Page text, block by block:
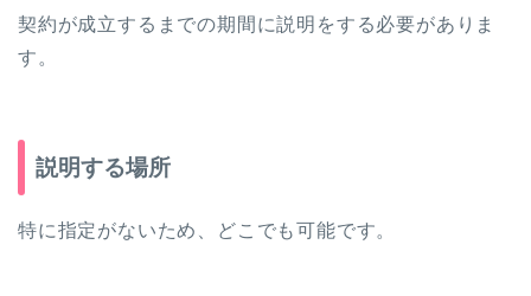
契約が成立するまでの期間に説明をする必要がありま
す。
説明する場所
特に指定がないため、どこでも可能です。